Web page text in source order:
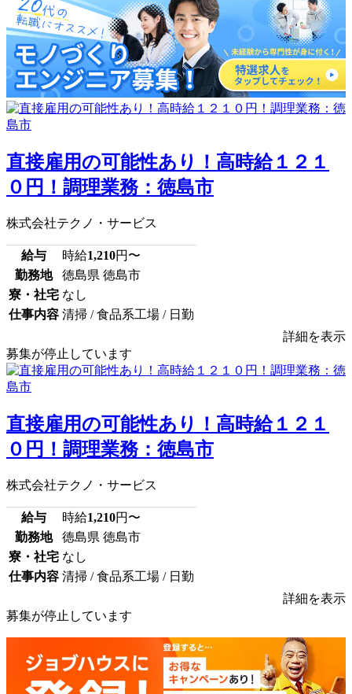
直接雇用の可能性あり！高時給１２１
０円！調理業務：徳島市
株式会社テクノ・サービス
給与 時給1,210円〜
勤務地
徳島県 徳島市
寮・社宅 なし
仕事内容 清掃 / 食品系工場 / 日勤
詳細を表示
募集が停止しています
直接雇用の可能性あり！高時給１２１
０円！調理業務：徳島市
株式会社テクノ・サービス
給与 時給1,210円〜
勤務地
徳島県 徳島市
寮・社宅 なし
仕事内容 清掃 / 食品系工場 / 日勤
詳細を表示
募集が停止しています